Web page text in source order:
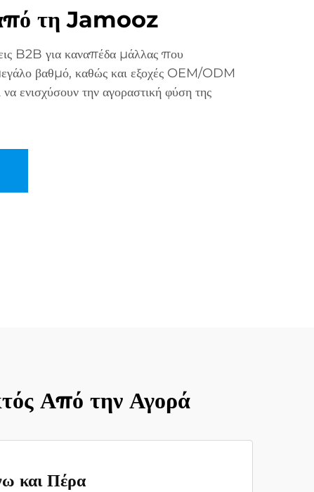
τη Jamooz
B2B για καναπέδα μάλλας που
βαθμό, καθώς και εξοχές OEM/ODM
ενισχύσουν την αγοραστική φύση της
Από την Αγορά
και Πέρα